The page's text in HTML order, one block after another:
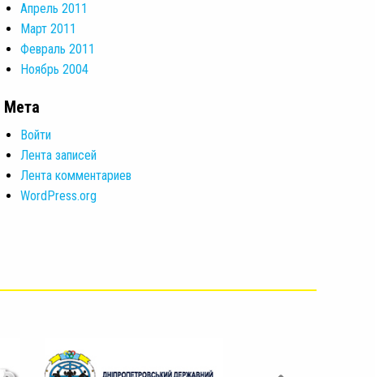
Апрель 2011
Март 2011
Февраль 2011
Ноябрь 2004
Мета
Войти
Лента записей
Лента комментариев
WordPress.org